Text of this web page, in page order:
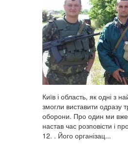
​Київ і область, як одні з
змогли виставити одразу
оборони. Про один ми вже
настав час розповісти і
12. . Його організац...